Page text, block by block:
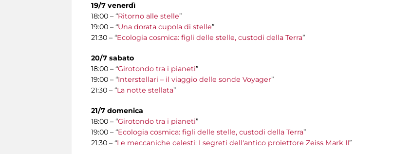
19/7 venerdì
18:00 – “Ritorno alle stelle”
19:00 – “Una dorata cupola di stelle”
21:30 – “Ecologia cosmica: figli delle stelle, custodi della Terra”
20/7 sabato
18:00 – “Girotondo tra i pianeti”
19:00 – “Interstellari – il viaggio delle sonde Voyager”
21:30 – “La notte stellata”
21/7 domenica
18:00 – “Girotondo tra i pianeti”
19:00 – “Ecologia cosmica: figli delle stelle, custodi della Terra”
21:30 – “Le meccaniche celesti: I segreti dell'antico proiettore Zeiss Mark II”